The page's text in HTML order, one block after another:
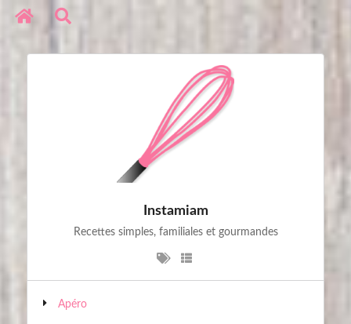
Instamiam
Recettes simples, familiales et gourmandes
Apéro
Réseaux sociaux